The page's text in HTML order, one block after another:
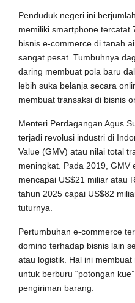
Penduduk negeri ini
memiliki smartphone tercatat
bisnis e-commerce di tanah
sangat pesat. Tumbuhnya
daring membuat pola baru
lebih suka belanja secara
membuat transaksi di bisnis
Menteri Perdagangan Agus
terjadi revolusi industri di
Value (GMV) atau nilai total
meningkat. Pada 2019, GMV
mencapai US$21 miliar atau
tahun 2025 capai US$82
tuturnya.
Pertumbuhan e-commerce
domino terhadap bisnis lain
atau logistik. Hal ini
untuk berburu “potongan
pengiriman barang.